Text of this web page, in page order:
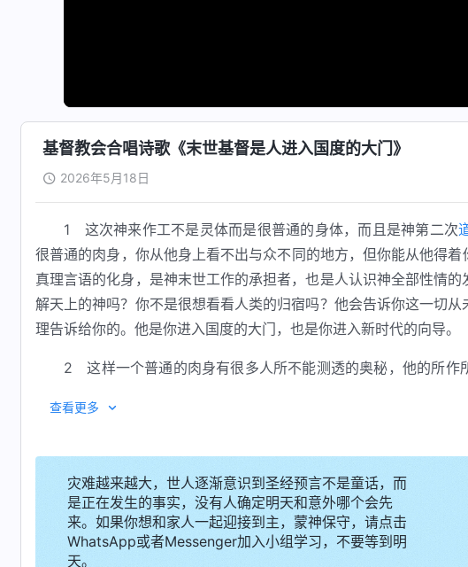
基督教会合唱诗歌《末世基督是人进入国度的大门》
2026年5月18日
1 这次神来作工不是灵体而是很普通的身体，而且是神第二次
很普通的肉身，你从他身上看不出与众不同的地方，但你能从他得着
真理言语的化身，是神末世工作的承担者，也是人认识神全部性情
解天上的神吗？你不是很想看看人类的归宿吗？他会告诉你这一切
理告诉给你的。他是你进入国度的大门，也是你进入新时代的向导。
2 这样一个普通的肉身有很多人所不能测透的奥秘，他的所作
不能听见他说话如惊天动地，虽然你不能看见他双眼犹如火焰，虽
查看更多
灾难越来越大，世人逐渐意识到圣经预言不是童话，而
是正在发生的事实，没有人确定明天和意外哪个会先
来。如果你想和家人一起迎接到主，蒙神保守，请点击
WhatsApp或者Messenger加入小组学习，不要等到明
天。